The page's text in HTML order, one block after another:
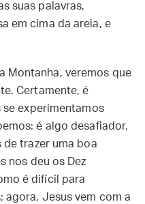
suas palavras,
em cima da areia, e
Montanha, veremos que
Certamente, é
se experimentamos
é algo desafiador,
de trazer uma boa
nos deu os Dez
é difícil para
agora, Jesus vem com a